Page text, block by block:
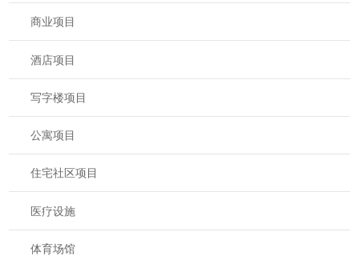
商业项目
酒店项目
写字楼项目
公寓项目
住宅社区项目
医疗设施
体育场馆